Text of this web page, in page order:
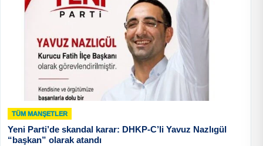
TÜM MANŞETLER
Yeni Parti’de skandal karar: DHKP-C’li Yavuz Nazlıgül
“başkan” olarak atandı